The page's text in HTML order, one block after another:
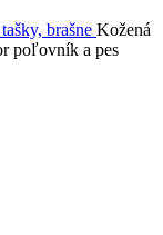
brašne Kožená
poľovník a pes